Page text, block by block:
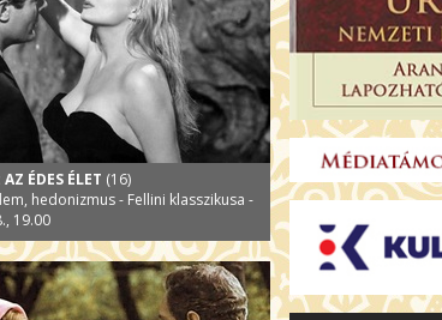
ÉDES ÉLET (16)
hedonizmus - Fellini klasszikusa -
19.00